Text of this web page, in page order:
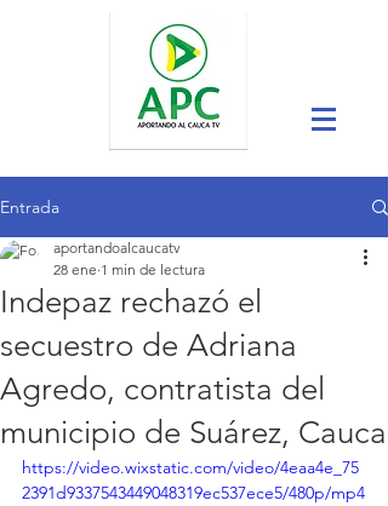
Entrada
Indepaz rechazó el
secuestro de Adriana
Agredo, contratista del
municipio de Suárez, Cauca
aportandoalcaucatv
28 ene 1 min de lectura
https://video.wixstatic.com/video/4eaa4e_75
2391d9337543449048319ec537ece5/480p/mp4